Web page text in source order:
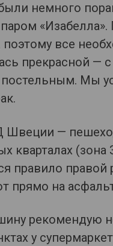
немного
паром
поэтому все
прекрасной
Мы
—
кварталах (зона
правило
прямо на
рекомендую
у